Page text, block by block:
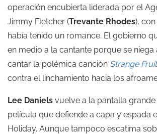
operación encubierta liderada por el
Jimmy Fletcher (Trevante Rhodes),
había tenido un romance. El gobierno
en medio a la cantante porque se niega
cantar la polémica canción Strange Fruit
contra el linchamiento hacia los
Lee Daniels vuelve a la pantalla
película que defiende a capa y espada
Holiday. Aunque tampoco escatima